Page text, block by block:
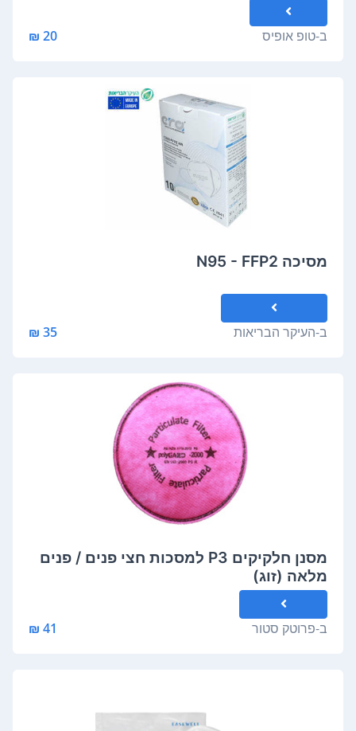
ב-טופ אופיס 20 ₪
מסיכה N95 - FFP2
ב-העיקר הבריאות 35 ₪
מסנן חלקיקים P3 למסכות חצי פנים / פנים
מלאה (זוג)
ב-פרוטק סטור 41 ₪